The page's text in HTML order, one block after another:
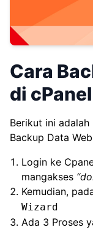
Cara
di cPanel
Berikut ini
Backup Data
Login ke
mangakses
Kemudian,
Wizard
Ada 3 Proses